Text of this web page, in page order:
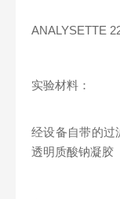
ANALYSETTE
实验材料：
经设备自带的过
透明质酸钠凝胶